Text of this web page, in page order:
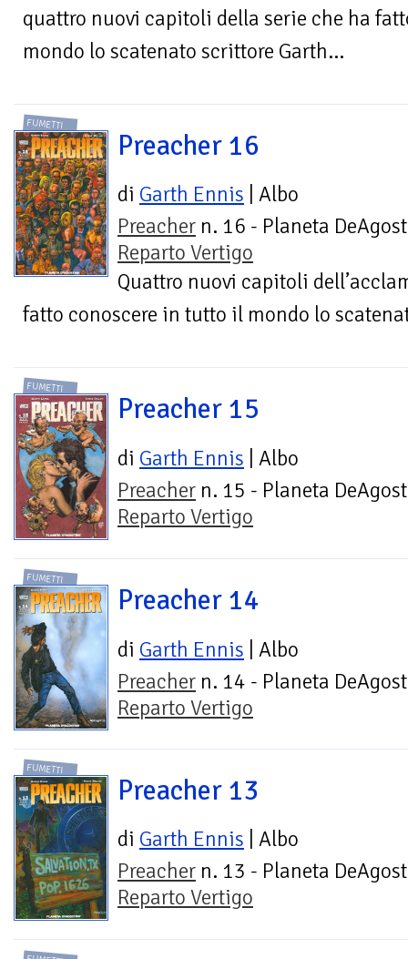
quattro nuovi capitoli della serie che ha
mondo lo scatenato scrittore Garth...
FUMETTI
Preacher 16
di Garth Ennis | Albo
Preacher n. 16 - Planeta
Reparto Vertigo
Quattro nuovi capitoli
fatto conoscere in tutto il mondo lo
FUMETTI
Preacher 15
di Garth Ennis | Albo
Preacher n. 15 - Planeta
Reparto Vertigo
FUMETTI
Preacher 14
di Garth Ennis | Albo
Preacher n. 14 - Planeta
Reparto Vertigo
FUMETTI
Preacher 13
di Garth Ennis | Albo
Preacher n. 13 - Planeta
Reparto Vertigo